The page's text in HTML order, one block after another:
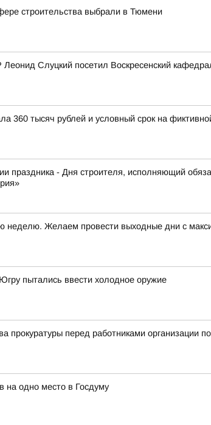
строительства выбрали в Тюмени
Слуцкий посетил Воскресенский
360 тысяч рублей и условный срок на
праздника - Дня строителя, исполняющий
неделю. Желаем провести выходные дни с
пытались ввести холодное оружие
прокуратуры перед работниками организации
на одно место в Госдуму